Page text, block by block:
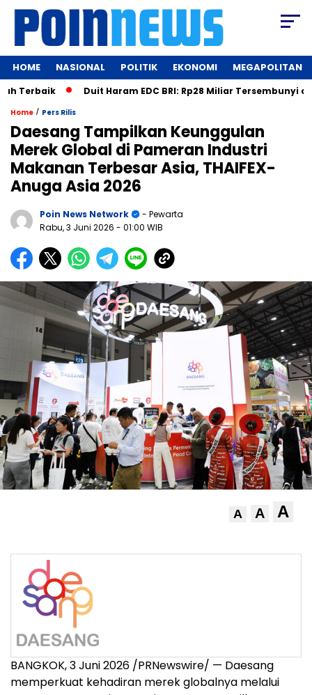
HOME NASIONAL POLITIK EKONOMI MEGAPOLITAN
Duit Haram EDC BRI: Rp28 Miliar Tersembunyi dalam
Home / Pers Rilis
Daesang Tampilkan Keunggulan
Merek Global di Pameran Industri
Makanan Terbesar Asia, THAIFEX-
Anuga Asia 2026
Poin News Network
- Pewarta
Rabu, 3 Juni 2026 - 01:00 WIB
A A A
BANGKOK, 3 Juni 2026 /PRNewswire/ — Daesang
memperkuat kehadiran merek globalnya melalui